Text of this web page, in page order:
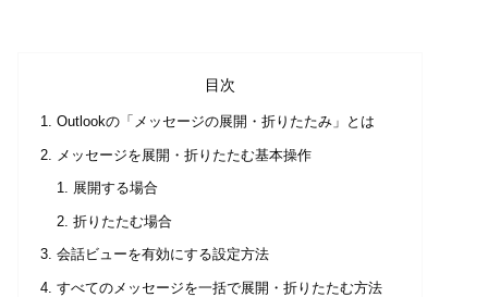
目次
Outlookの「メッセージの展開・折りたたみ」とは
メッセージを展開・折りたたむ基本操作
展開する場合
折りたたむ場合
会話ビューを有効にする設定方法
すべてのメッセージを一括で展開・折りたたむ方法